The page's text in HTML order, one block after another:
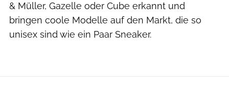
& Müller, Gazelle oder Cube erkannt und
bringen coole Modelle auf den Markt, die so
unisex sind wie ein Paar Sneaker.